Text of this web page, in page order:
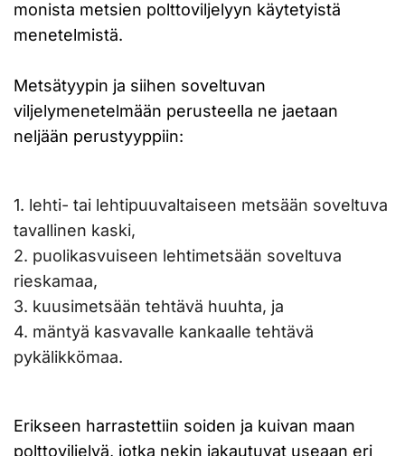
monista metsien polttoviljelyyn käytetyistä
menetelmistä.
Metsätyypin ja siihen soveltuvan
viljelymenetelmään perusteella ne jaetaan
neljään perustyyppiin:
1. lehti- tai lehtipuuvaltaiseen metsään soveltuva
tavallinen kaski,
2. puolikasvuiseen lehtimetsään soveltuva
rieskamaa,
3. kuusimetsään tehtävä huuhta, ja
4. mäntyä kasvavalle kankaalle tehtävä
pykälikkömaa.
Erikseen harrastettiin soiden ja kuivan maan
polttoviljelyä, jotka nekin jakautuvat useaan eri